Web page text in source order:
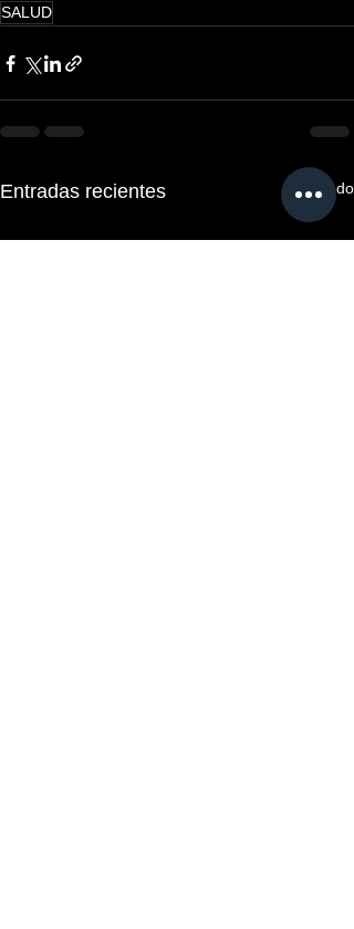
SALUD
Entradas recientes Ver todo